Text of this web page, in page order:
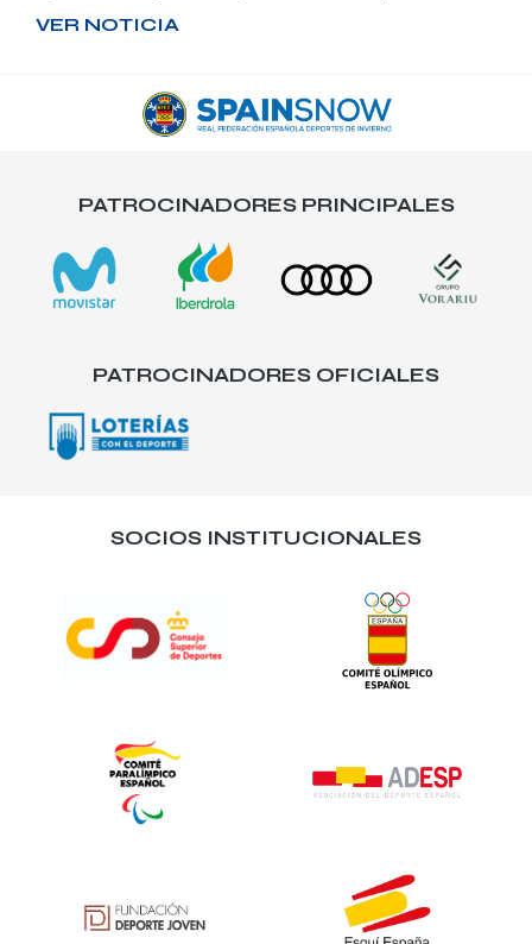
VER NOTICIA
PATROCINADORES PRINCIPALES
PATROCINADORES OFICIALES
SOCIOS INSTITUCIONALES